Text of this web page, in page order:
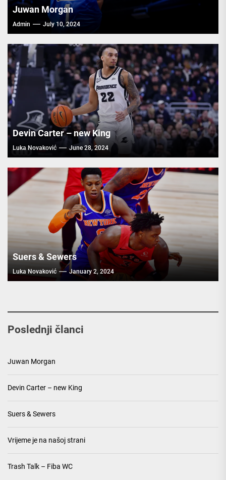
Juwan Morgan
Admin July 10, 2024
Devin Carter – new King
Luka Novaković June 28, 2024
Suers & Sewers
Luka Novaković January 2, 2024
Poslednji članci
Juwan Morgan
Devin Carter – new King
Suers & Sewers
Vrijeme je na našoj strani
Trash Talk – Fiba WC